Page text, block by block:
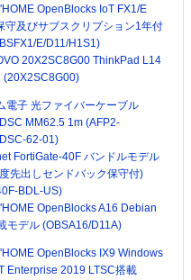
OpenBlocks IoT FX1/E
守及びサブスクリプション1年付
E/D11/H1S1)
20X2SC8G00 ThinkPad L14
(20X2SC8G00)
電子 光ファイバーケーブル
MM62.5 1m (AFP2-
62-01)
FortiGate-40F バンドルモデル
先出しセンドバック保守付)
BDL-US)
OpenBlocks A16 Debian
モデル (OBSA16/D11A)
OpenBlocks IX9 Windows
Enterprise 2019 LTSC搭載